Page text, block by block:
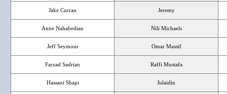
Jake Curran Jeremy
Anne Nahabedian Nili Michaels
Jeff Seymour Omar Massif
Farzad Sadrian Raffi Mustafa
Hassani Shapi Julaidin